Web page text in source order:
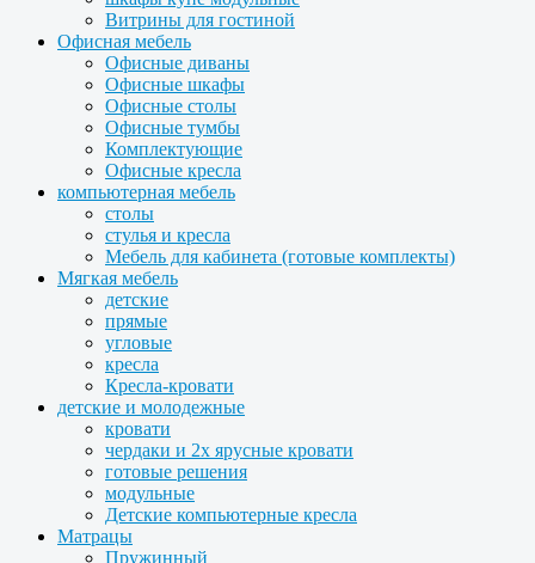
Витрины для гостиной
Офисная мебель
Офисные диваны
Офисные шкафы
Офисные столы
Офисные тумбы
Комплектующие
Офисные кресла
компьютерная мебель
столы
стулья и кресла
Мебель для кабинета (готовые комплекты)
Мягкая мебель
детские
прямые
угловые
кресла
Кресла-кровати
детские и молодежные
кровати
чердаки и 2х ярусные кровати
готовые решения
модульные
Детские компьютерные кресла
Матрацы
Пружинный